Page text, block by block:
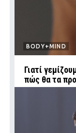
BODY+MIND
Γιατί
πώς θα τα